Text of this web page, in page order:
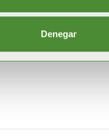
Denegar